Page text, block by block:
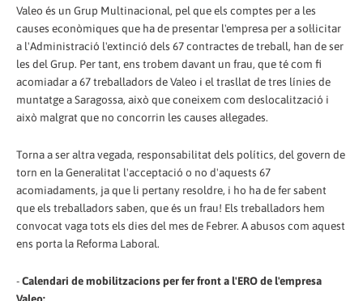
Valeo és un Grup Multinacional, pel que els comptes per a les
causes econòmiques que ha de presentar l'empresa per a sol·licitar
a l'Administració l'extinció dels 67 contractes de treball, han de ser
les del Grup. Per tant, ens trobem davant un frau, que té com fi
acomiadar a 67 treballadors de Valeo i el trasllat de tres línies de
muntatge a Saragossa, això que coneixem com deslocalització i
això malgrat que no concorrin les causes al·legades.
Torna a ser altra vegada, responsabilitat dels polítics, del govern de
torn en la Generalitat l'acceptació o no d'aquests 67
acomiadaments, ja que li pertany resoldre, i ho ha de fer sabent
que els treballadors saben, que és un frau! Els treballadors hem
convocat vaga tots els dies del mes de Febrer. A abusos com aquest
ens porta la Reforma Laboral.
-Calendari de mobilitzacions per fer front a l'ERO de l'empresa
Valeo: